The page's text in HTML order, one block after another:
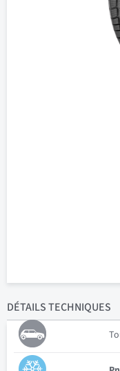
DÉTAILSTECHNIQUES